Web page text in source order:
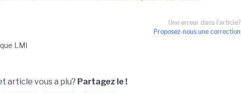
Une erreur dans l'article?
Proposez-nous une correction
LMI
article vous a plu? Partagez le !